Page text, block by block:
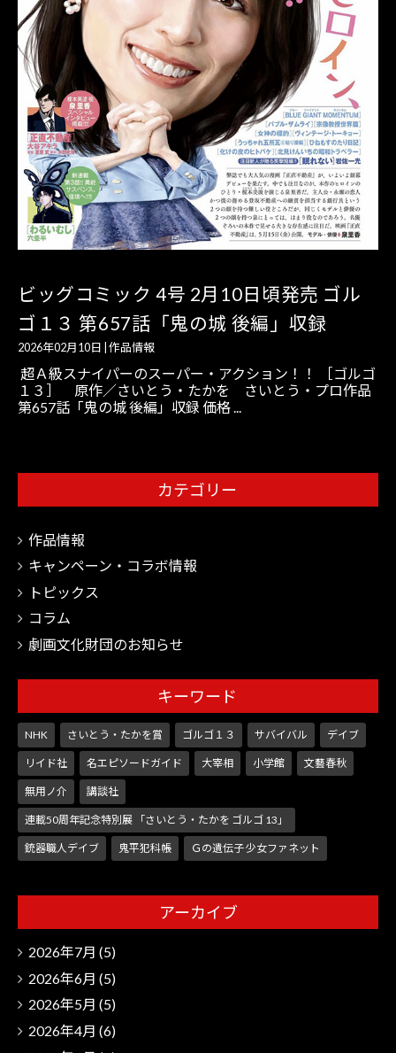
ビッグコミック 4号 2月10日頃発売 ゴル
ゴ１３ 第657話「鬼の城 後編」収録
2026年02月10日 作品情報
超Ａ級スナイパーのスーパー・アクション！！ ［ゴルゴ
１３］ 原作／さいとう・たかを さいとう・プロ作品
第657話「鬼の城 後編」収録 価格 ...
カテゴリー
作品情報
キャンペーン・コラボ情報
トピックス
コラム
劇画文化財団のお知らせ
キーワード
NHK さいとう・たかを賞 ゴルゴ１３ サバイバル デイブ
リイド社 名エピソードガイド 大宰相 小学館 文藝春秋
無用ノ介 講談社
連載50周年記念特別展 「さいとう・たかを ゴルゴ 13」
銃器職人デイブ 鬼平犯科帳 Ｇの遺伝子 少女ファネット
アーカイブ
2026年7月 (5)
2026年6月 (5)
2026年5月 (5)
2026年4月 (6)